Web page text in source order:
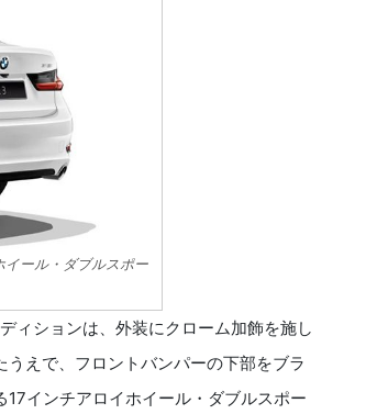
ール・ダブルスポー
ィションは、外装にクローム加飾を施し
えで、フロントバンパーの下部をブラ
インチアロイホイール・ダブルスポー